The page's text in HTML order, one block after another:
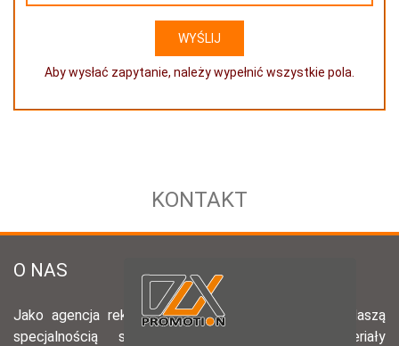
Aby wysłać zapytanie, należy wypełnić wszystkie pola.
KONTAKT